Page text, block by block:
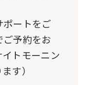
ートをご
予約をお
トモーニン
す）